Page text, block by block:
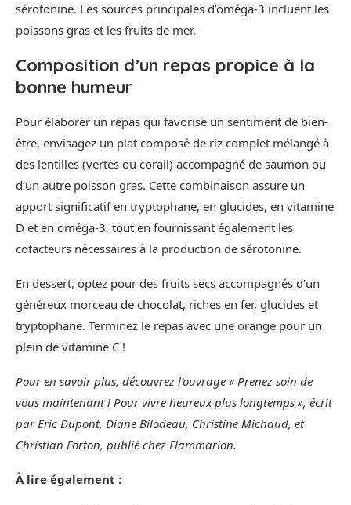
sérotonine. Les sources principales d’oméga-3 incluent les
poissons gras et les fruits de mer.
Composition d’un repas propice à la
bonne humeur
Pour élaborer un repas qui favorise un sentiment de bien-
être, envisagez un plat composé de riz complet mélangé à
des lentilles (vertes ou corail) accompagné de saumon ou
d’un autre poisson gras. Cette combinaison assure un
apport significatif en tryptophane, en glucides, en vitamine
D et en oméga-3, tout en fournissant également les
cofacteurs nécessaires à la production de sérotonine.
En dessert, optez pour des fruits secs accompagnés d’un
généreux morceau de chocolat, riches en fer, glucides et
tryptophane. Terminez le repas avec une orange pour un
plein de vitamine C !
Pour en savoir plus, découvrez l’ouvrage « Prenez soin de
vous maintenant ! Pour vivre heureux plus longtemps », écrit
par Eric Dupont, Diane Bilodeau, Christine Michaud, et
Christian Forton, publié chez Flammarion.
À lire également :